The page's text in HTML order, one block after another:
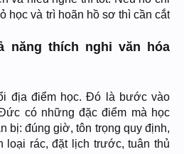
học và trì hoãn hồ sơ thì cần cắt
năng thích nghi văn hóa
địa điểm học. Đó là bước vào
có những đặc điểm mà học
bị: đúng giờ, tôn trọng quy định,
loại rác, đặt lịch trước, tuân thủ